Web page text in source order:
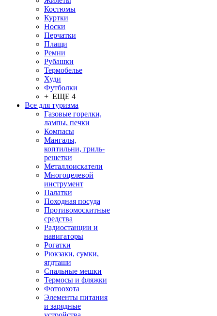
Костюмы
Куртки
Носки
Перчатки
Плащи
Ремни
Рубашки
Термобелье
Худи
Футболки
+ ЕЩЕ 4
Все для туризма
Газовые горелки,
лампы, печки
Компасы
Мангалы,
коптильни, гриль-
решетки
Металлоискатели
Многоцелевой
инструмент
Палатки
Походная посуда
Противомоскитные
средства
Радиостанции и
навигаторы
Рогатки
Рюкзаки, сумки,
ягдташи
Спальные мешки
Термосы и фляжки
Фотоохота
Элементы питания
и зарядные